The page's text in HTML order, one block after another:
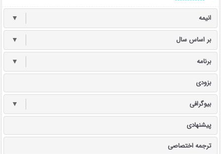
انیمه ▼
بر اساس سال ▼
برنامه ▼
بزودی
بیوگرافی ▼
پیشنهادی
ترجمه اختصاصی